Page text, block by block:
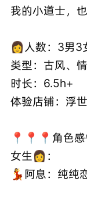
我的小道士，
👩人数：3男3
类型：古风、
时长：6.5h+
体验店铺：浮
📍📍📍角色感
女生👩：
💃阿息：纯纯